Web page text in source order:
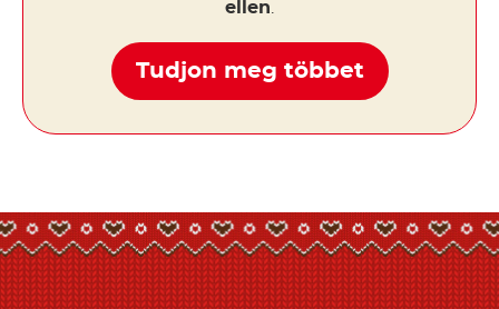
ellen
Tudjon meg többet